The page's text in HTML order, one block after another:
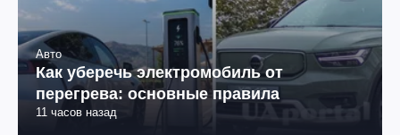
Авто
Как уберечь электромобиль от
перегрева: основные правила
11 часов назад